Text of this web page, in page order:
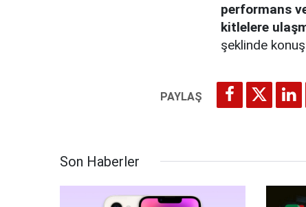
performans
kitlelere
şeklinde
Son Haberler